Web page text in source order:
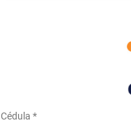
Cédula *